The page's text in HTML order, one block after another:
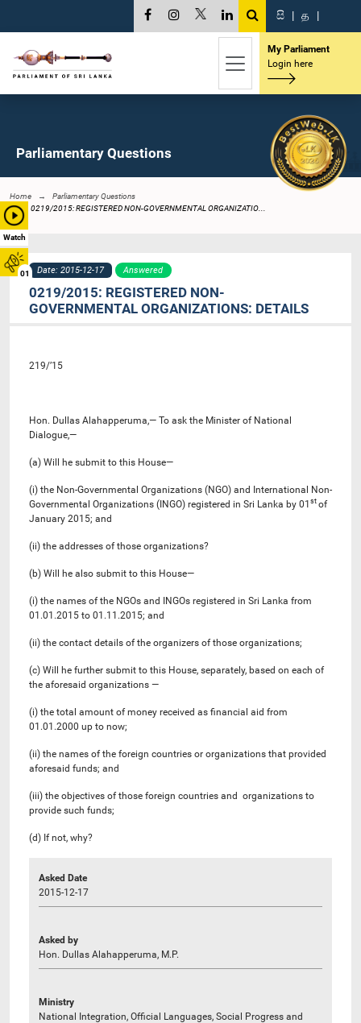
Watch
01
සි | த |
My Parliament
Login here
Parliamentary Questions
Home
Parliamentary Questions
0219/2015: REGISTERED NON-GOVERNMENTAL ORGANIZATIO...
Date: 2015-12-17 Answered
0219/2015: REGISTERED NON-
GOVERNMENTAL ORGANIZATIONS: DETAILS
219/’15
Hon. Dullas Alahapperuma,— To ask the Minister of National
Dialogue,—
(a) Will he submit to this House—
(i) the Non-Governmental Organizations (NGO) and International Non-
Governmental Organizations (INGO) registered in Sri Lanka by 01 st of
January 2015; and
(ii) the addresses of those organizations?
(b) Will he also submit to this House—
(i) the names of the NGOs and INGOs registered in Sri Lanka from
01.01.2015 to 01.11.2015; and
(ii) the contact details of the organizers of those organizations;
(c) Will he further submit to this House, separately, based on each of
the aforesaid organizations —
(i) the total amount of money received as financial aid from
01.01.2000 up to now;
(ii) the names of the foreign countries or organizations that provided
aforesaid funds; and
(iii) the objectives of those foreign countries and organizations to
provide such funds;
(d) If not, why?
Asked Date
2015-12-17
Asked by
Hon. Dullas Alahapperuma, M.P.
Ministry
National Integration, Official Languages, Social Progress and